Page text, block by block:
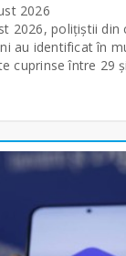
2026
2026, polițiștii din
au identificat în
cuprinse între 29